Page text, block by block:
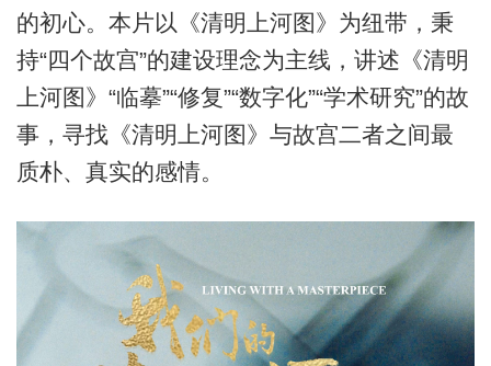
的初心。本片以《清明上河图》为纽带，秉
持“四个故宫”的建设理念为主线，讲述《清明
上河图》“临摹”“修复”“数字化”“学术研究”的故
事，寻找《清明上河图》与故宫二者之间最
质朴、真实的感情。